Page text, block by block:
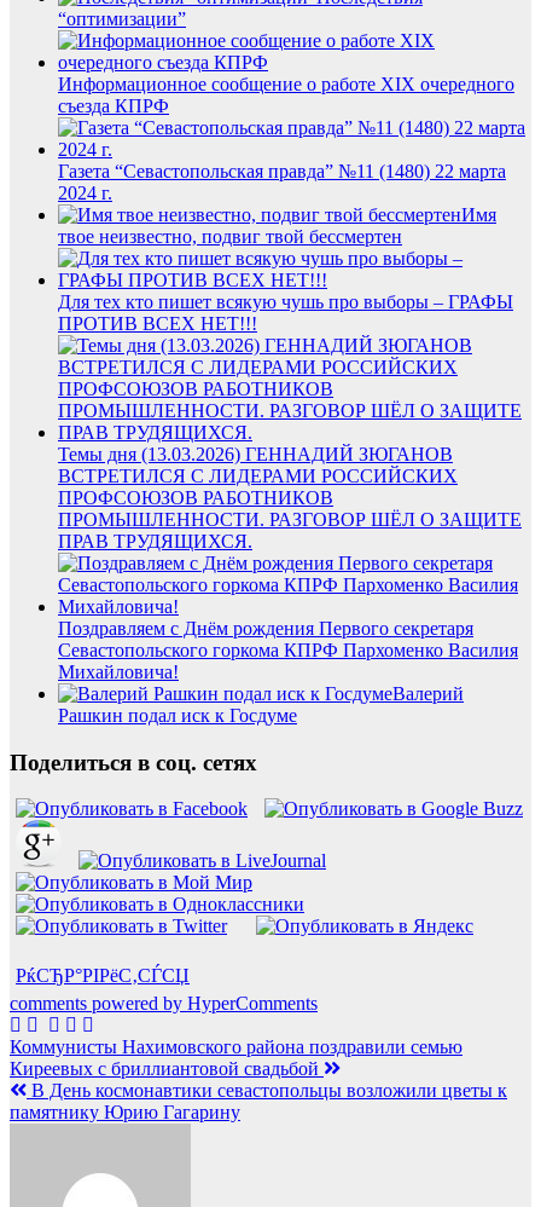
“оптимизации”
Информационное сообщение о работе XIX очередного
съезда КПРФ
Газета “Севастопольская правда” №11 (1480) 22 марта
2024 г.
Имя
твое неизвестно, подвиг твой бессмертен
Для тех кто пишет всякую чушь про выборы – ГРАФЫ
ПРОТИВ ВСЕХ НЕТ!!!
Темы дня (13.03.2026) ГЕННАДИЙ ЗЮГАНОВ
ВСТРЕТИЛСЯ С ЛИДЕРАМИ РОССИЙСКИХ
ПРОФСОЮЗОВ РАБОТНИКОВ
ПРОМЫШЛЕННОСТИ. РАЗГОВОР ШЁЛ О ЗАЩИТЕ
ПРАВ ТРУДЯЩИХСЯ.
Поздравляем с Днём рождения Первого секретаря
Севастопольского горкома КПРФ Пархоменко Василия
Михайловича!
Валерий
Рашкин подал иск к Госдуме
Поделиться в соц. сетях
РќСЂР°РІРёС‚СЃСЏ
comments powered by HyperComments
Навигация
по
записям
Коммунисты Нахимовского района поздравили семью
Киреевых с бриллиантовой свадьбой
В День космонавтики севастопольцы возложили цветы к
памятнику Юрию Гагарину